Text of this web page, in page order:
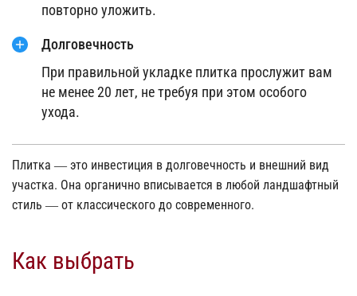
повторно уложить.
Долговечность
При правильной укладке плитка прослужит вам
не менее 20 лет, не требуя при этом особого
ухода.
Плитка — это инвестиция в долговечность и внешний вид
участка. Она органично вписывается в любой ландшафтный
стиль — от классического до современного.
Как выбрать